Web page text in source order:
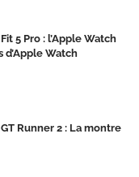
5 Pro : l’Apple Watch
Watch
Runner 2 : La montre